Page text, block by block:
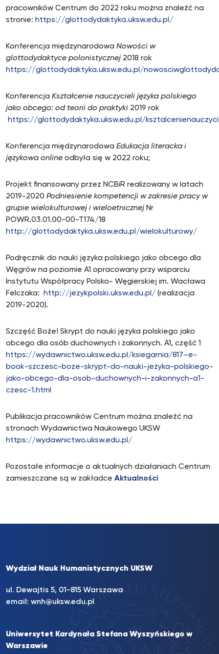
pracowników Centrum do 2022 roku można znaleźć na
stronie: https://glottodydaktyka.uksw.edu.pl/
Konferencja międzynarodowa Nowości w
glottodydaktyce polonistycznej 2018 rok
https://glottodydaktyka.uksw.edu.pl/
Konferencja Kształcenie nauczycieli języka polskiego
jako obcego: od teorii do praktyki 2019 rok
https://glottodydaktyka.uksw.edu.pl/
Konferencja międzynarodowa Edukacja literacka i
językowa online odbyła się w 2022 roku;
Projekt finansowany przez NCBiR realizowany w latach
2019-2020 Podniesienie kompetencji w zakresie pracy w
grupie wielokulturowej i wieloetnicznej Nr
POWR.03.01.00-00-T174/18
http://glottodydaktyka.uksw.edu.pl/wielokulturowy/
Podręcznik do nauki języka polskiego jako obcego dla
Węgrów na poziomie A1 opracowany przy wsparciu
Instytutu Współpracy Polsko- Węgierskiej im. Wacława
Felczaka:
http://jezykpolski.uksw.edu.pl/ (realizacja
2019-2020).
Szczęść Boże! Skrypt do nauki języka polskiego jako
obcego dla osób duchownych i zakonnych. A1, część 1
https://wydawnictwo.uksw.edu.pl/ksiegarnia/817–e-
book-szczesc-boze-skrypt-do-nauki-jezyka-polskiego-
jako-obcego-dla-osob-duchownych-i-zakonnych-a1-
czesc-1.html
Publikacja pracowników Centrum można znaleźć na
stronach Wydawnictwa Naukowego UKSW
https://wydawnictwo.uksw.edu.pl/
Pozostałe informacje o aktualnych działaniach Centrum
zamieszczane są w zakładce Aktualności
Wydział Nauk Humanistycznych UKSW
ul. Dewajtis 5, 01-815 Warszawa
email: wnh@uksw.edu.pl
Uniwersytet Kardynała Stefana Wyszyńskiego w
Warszawie